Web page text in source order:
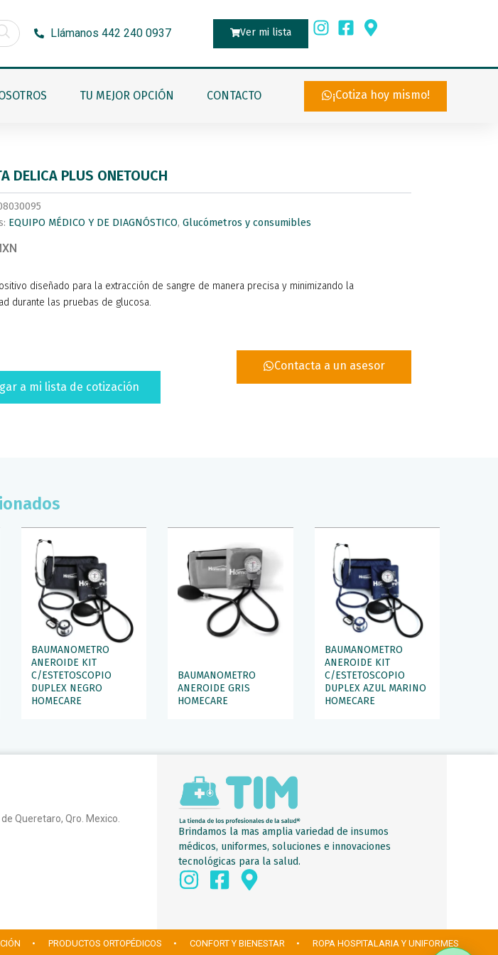
Llámanos 442 240 0937 Ver mi lista
TU MEJOR OPCIÓN CONTACTO ¡Cotiza hoy mismo!
DELICA PLUS ONETOUCH
EQUIPO MÉDICO Y DE DIAGNÓSTICO, Glucómetros y consumibles
diseñado para la extracción de sangre de manera precisa y minimizando la
durante las pruebas de glucosa.
a mi lista de cotización
Contacta a un asesor
BAUMANOMETRO
ANEROIDE KIT
C/ESTETOSCOPIO
DUPLEX NEGRO
HOMECARE
BAUMANOMETRO
ANEROIDE GRIS
HOMECARE
BAUMANOMETRO
ANEROIDE KIT
C/ESTETOSCOPIO
DUPLEX AZUL MARINO
HOMECARE
Queretaro, Qro. Mexico.
Brindamos la mas amplia variedad de insumos
médicos, uniformes, soluciones e innovaciones
tecnológicas para la salud.
• PRODUCTOS ORTOPÉDICOS • CONFORT Y BIENESTAR • ROPA HOSPITALARIA Y UNIFORMES